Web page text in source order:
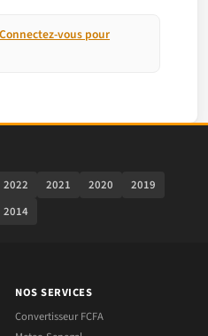
Connectez-vous pour
2022 2021 2020
2019
2014
NOS SERVICES
Convertisseur FCFA